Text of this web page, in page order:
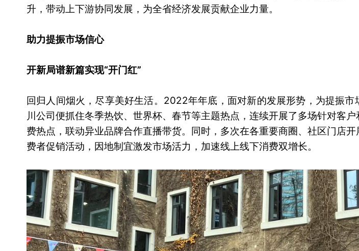
升，带动上下游协同发展，为全省经济发展贡献企业力量。
助力提振市场信心
开新局谱新篇实现“开门红”
回归人间烟火，尽享美好生活。2022年年底，面对新的发展形势，为提振市
川公司便抓住冬季热饮、世界杯、春节等主题热点，连续开展了多场针对客
费热点，联动异业品牌合作直播带货。同时，多次在各重要商圈、社区门店
费者促销活动，因地制宜激发市场活力，加速线上线下消费双增长。